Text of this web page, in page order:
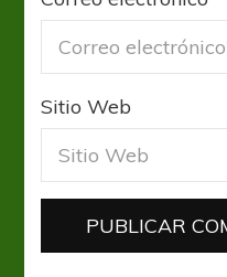
Sitio Web